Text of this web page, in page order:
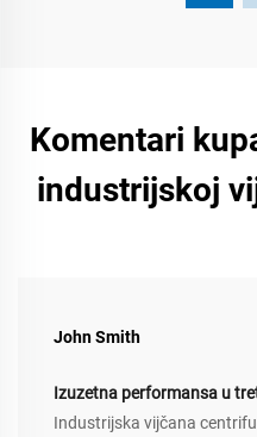
Komentari
industrijskoj
John Smith
Izuzetna performansa u
Industrijska vijčana